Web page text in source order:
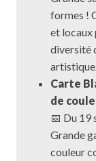
formes !
et locaux
diversité
Carte
de
📅 Du 19
Grande
couleur